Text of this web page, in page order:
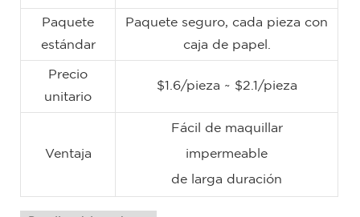
Paquete
estándar
Paquete seguro, cada pieza con
caja de papel.
Precio
unitario
$1.6/pieza ~ $2.1/pieza
Ventaja
Fácil de maquillar
impermeable
de larga duración